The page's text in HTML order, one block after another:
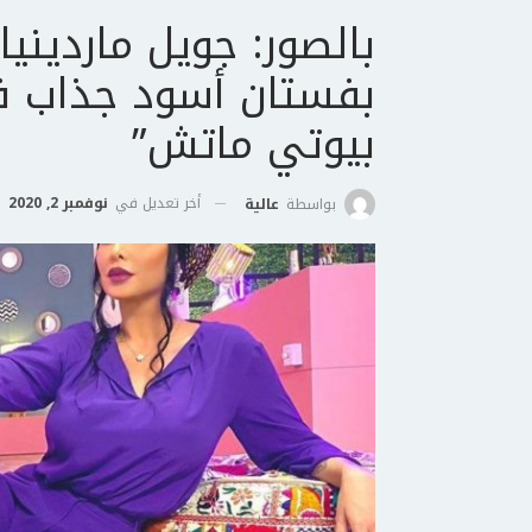
بالصور: جويل
بفستان أسود جذاب
بيوتي ماتش”
بواسطة عالية أخر تعديل في نوفمبر 2, 2020